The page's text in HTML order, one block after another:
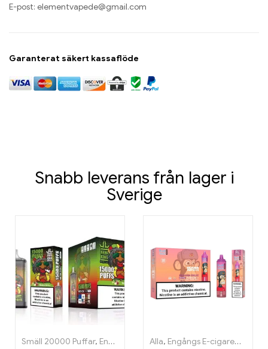
E-post: elementvapede@gmail.com
Garanterat säkert kassaflöde
Snabb leverans från lager i
Sverige
Smäll 20000 Puffar, Engångs E-cigaretter ,Engångs-E-
Alla, Engångs E-cigaretter